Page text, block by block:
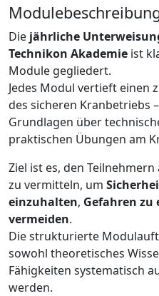
Die jährliche
Technikon Akademie ist
Module gegliedert.
Jedes Modul vertieft einen
des sicheren Kranbetriebs
Grundlagen über
praktischen Übungen am
Ziel ist es, den
zu vermitteln, um
einzuhalten, Gefahren zu
vermeiden.
Die strukturierte
sowohl theoretisches
Fähigkeiten systematisch
werden.